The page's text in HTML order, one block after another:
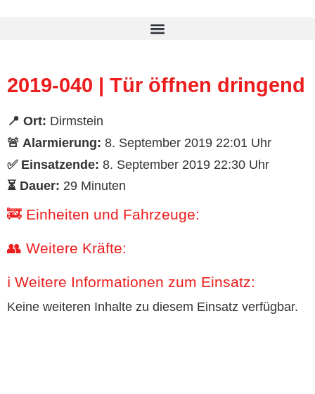
2019-040 | Tür öffnen dringend
📍 Ort: Dirmstein
🚨 Alarmierung: 8. September 2019 22:01 Uhr
✅ Einsatzende: 8. September 2019 22:30 Uhr
⏳ Dauer: 29 Minuten
🚒 Einheiten und Fahrzeuge:
👥 Weitere Kräfte:
ℹ️ Weitere Informationen zum Einsatz:
Keine weiteren Inhalte zu diesem Einsatz verfügbar.